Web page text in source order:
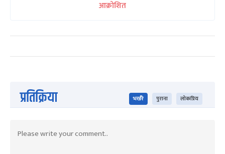
आक्रोशित
प्रतिक्रिया भर्खरै पुराना लोकप्रिय